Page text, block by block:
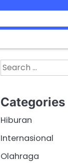
Search
for:
Categories
Hiburan
Internasional
Olahraga